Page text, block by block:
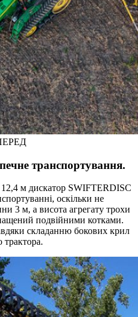
транспортування.
м дискатор SWIFTERDISC
оскільки не
3 м, а висота агрегату трохи
подвійними котками.
складанню бокових крил
трактора.